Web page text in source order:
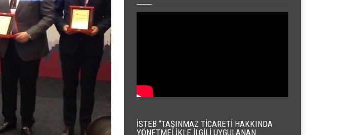
İSTEB “TAŞINMAZ TICARETI HAKKINDA
YÖNETMELIKLE İLGILI UYGULANAN